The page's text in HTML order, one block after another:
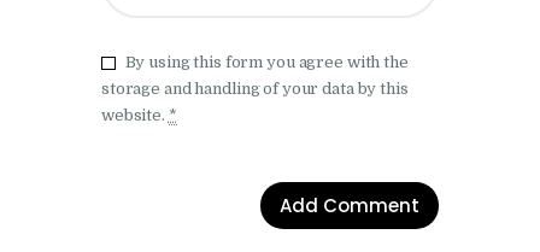
By using this form you agree with the
storage and handling of your data by this
website. *